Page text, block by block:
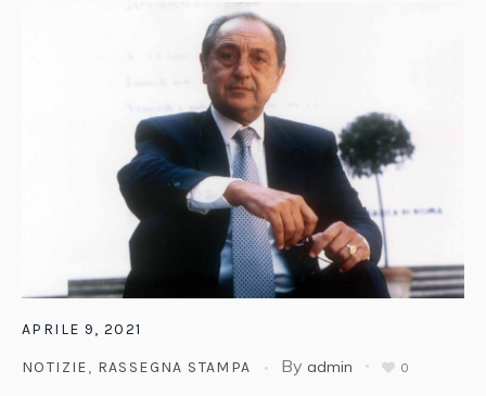
APRILE 9, 2021
NOTIZIE, RASSEGNA STAMPA By admin 0